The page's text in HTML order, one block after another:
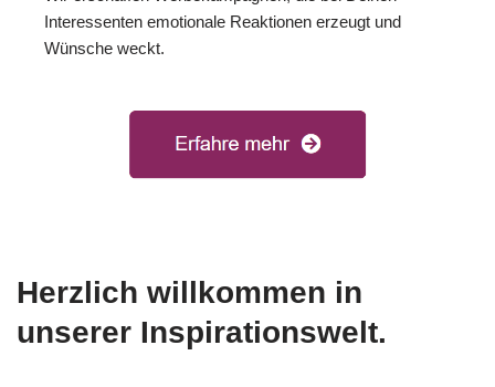
Interessenten emotionale Reaktionen erzeugt und
Wünsche weckt.
Herzlich willkommen in
unserer Inspirationswelt.